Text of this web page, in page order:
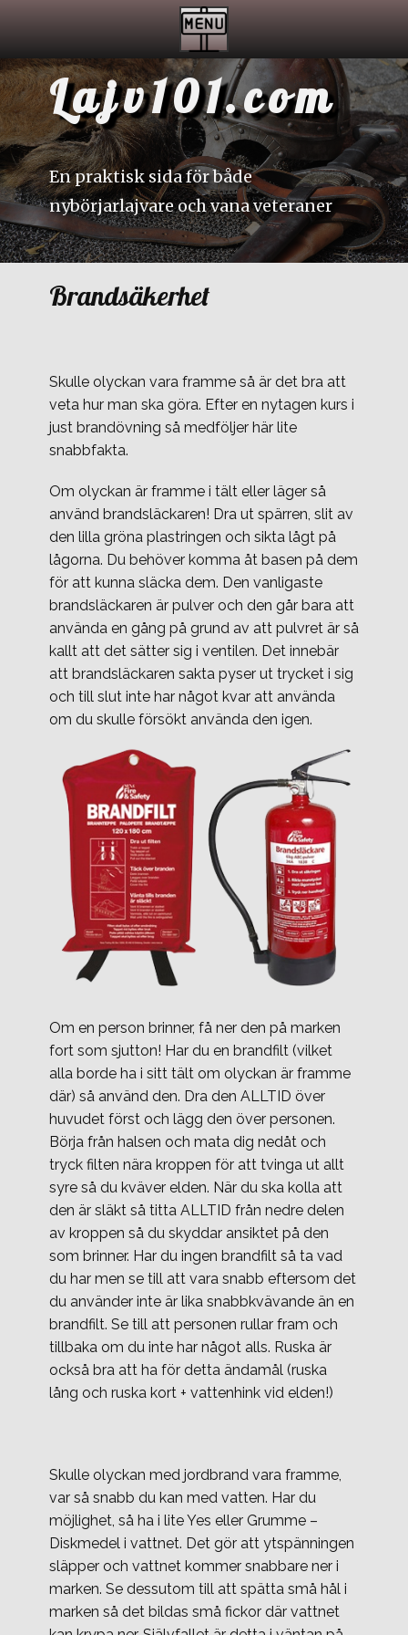
Lajv101.com
En praktisk sida för både
nybörjarlajvare och vana veteraner
Brandsäkerhet
Skulle olyckan vara framme så är det bra att
veta hur man ska göra. Efter en nytagen kurs i
just brandövning så medföljer här lite
snabbfakta.
Om olyckan är framme i tält eller läger så
använd brandsläckaren! Dra ut spärren, slit av
den lilla gröna plastringen och sikta lågt på
lågorna. Du behöver komma åt basen på dem
för att kunna släcka dem. Den vanligaste
brandsläckaren är pulver och den går bara att
använda en gång på grund av att pulvret är så
kallt att det sätter sig i ventilen. Det innebär
att brandsläckaren sakta pyser ut trycket i sig
och till slut inte har något kvar att använda
om du skulle försökt använda den igen.
Om en person brinner, få ner den på marken
fort som sjutton! Har du en brandfilt (vilket
alla borde ha i sitt tält om olyckan är framme
där) så använd den. Dra den ALLTID över
huvudet först och lägg den över personen.
Börja från halsen och mata dig nedåt och
tryck filten nära kroppen för att tvinga ut allt
syre så du kväver elden. När du ska kolla att
den är släkt så titta ALLTID från nedre delen
av kroppen så du skyddar ansiktet på den
som brinner. Har du ingen brandfilt så ta vad
du har men se till att vara snabb eftersom det
du använder inte är lika snabbkvävande än en
brandfilt. Se till att personen rullar fram och
tillbaka om du inte har något alls. Ruska är
också bra att ha för detta ändamål (ruska
lång och ruska kort + vattenhink vid elden!)
Skulle olyckan med jordbrand vara framme,
var så snabb du kan med vatten. Har du
möjlighet, så ha i lite Yes eller Grumme –
Diskmedel i vattnet. Det gör att ytspänningen
släpper och vattnet kommer snabbare ner i
marken. Se dessutom till att spätta små hål i
marken så det bildas små fickor där vattnet